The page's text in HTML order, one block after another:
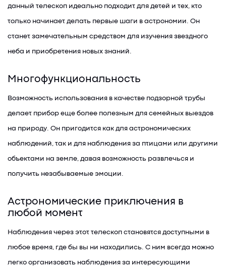
данный телескоп идеально подходит для детей и тех, кто
только начинает делать первые шаги в астрономии. Он
станет замечательным средством для изучения звездного
неба и приобретения новых знаний.
Многофункциональность
Возможность использования в качестве подзорной трубы
делает прибор еще более полезным для семейных выездов
на природу. Он пригодится как для астрономических
наблюдений, так и для наблюдения за птицами или другими
объектами на земле, давая возможность развлечься и
получить незабываемые эмоции.
Астрономические приключения в
любой момент
Наблюдения через этот телескоп становятся доступными в
любое время, где бы вы ни находились. С ним всегда можно
легко организовать наблюдения за интересующими